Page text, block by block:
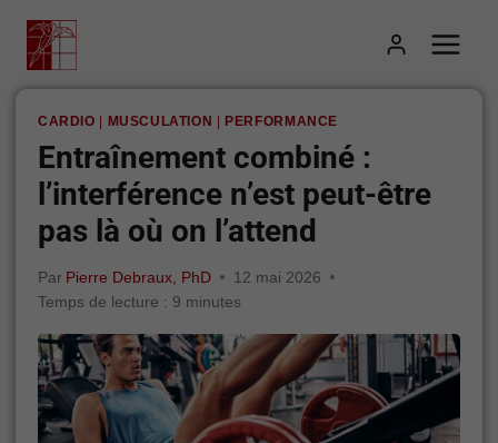
Aller
contenu
CARDIO MUSCULATION PERFORMANCE
Entraînement combiné :
l’interférence n’est peut-être
pas là où on l’attend
Par Pierre Debraux, PhD
12 mai 2026
Temps de lecture : 9 minutes